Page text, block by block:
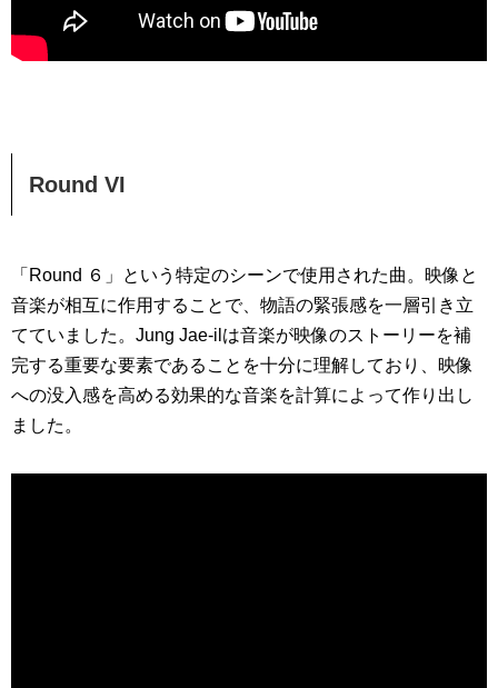
Round VI
「Round ６」という特定のシーンで使用された曲。映像と
音楽が相互に作用することで、物語の緊張感を一層引き立
てていました。Jung Jae-ilは音楽が映像のストーリーを補
完する重要な要素であることを十分に理解しており、映像
への没入感を高める効果的な音楽を計算によって作り出し
ました。